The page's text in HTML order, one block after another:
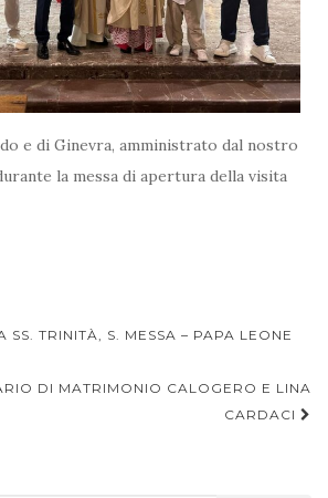
e di Ginevra, amministrato dal nostro
la messa di apertura della visita
SS. TRINITÀ, S. MESSA – PAPA LEONE
DI MATRIMONIO CALOGERO E LINA
CARDACI